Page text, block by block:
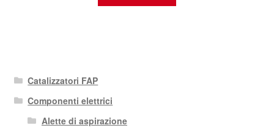
Catalizzatori FAP
Componenti elettrici
Alette di aspirazione